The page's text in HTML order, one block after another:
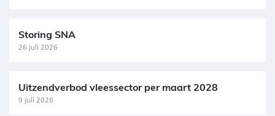
Storing SNA
26 juli 2026
Uitzendverbod vleessector per maart 2028
9 juli 2026